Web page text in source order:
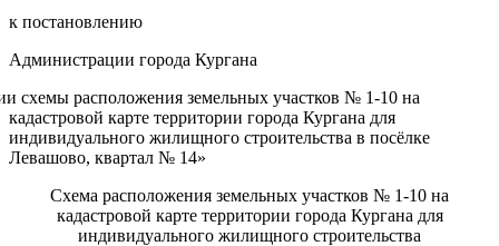
к постановлению
Администрации города Кургана
схемы расположения земельных участков № 1-10 на
кадастровой карте территории города Кургана для
индивидуального жилищного строительства в посёлке
Левашово, квартал № 14»
Схема расположения земельных участков № 1-10 на
кадастровой карте территории города Кургана для
индивидуального жилищного строительства